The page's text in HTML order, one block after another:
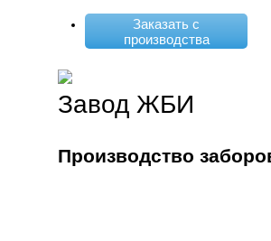
Заказать с
производства
Завод ЖБИ
Производство